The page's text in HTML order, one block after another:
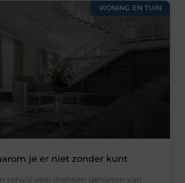
WONING EN TUIN
je er niet zonder kunt
terwijl veel mensen genieten van